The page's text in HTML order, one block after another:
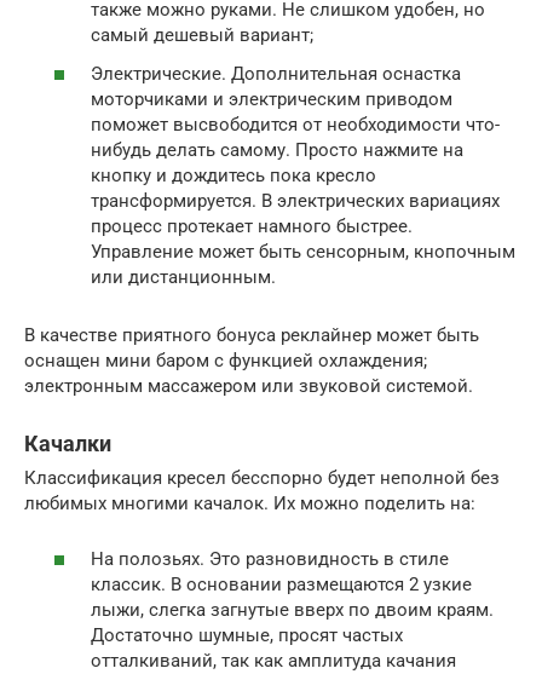
также можно руками. Не слишком удобен, но
самый дешевый вариант;
Электрические. Дополнительная оснастка
моторчиками и электрическим приводом
поможет высвободится от необходимости что-
нибудь делать самому. Просто нажмите на
кнопку и дождитесь пока кресло
трансформируется. В электрических вариациях
процесс протекает намного быстрее.
Управление может быть сенсорным, кнопочным
или дистанционным.
В качестве приятного бонуса реклайнер может быть
оснащен мини баром с функцией охлаждения;
электронным массажером или звуковой системой.
Качалки
Классификация кресел бесспорно будет неполной без
любимых многими качалок. Их можно поделить на:
На полозьях. Это разновидность в стиле
классик. В основании размещаются 2 узкие
лыжи, слегка загнутые вверх по двоим краям.
Достаточно шумные, просят частых
отталкиваний, так как амплитуда качания